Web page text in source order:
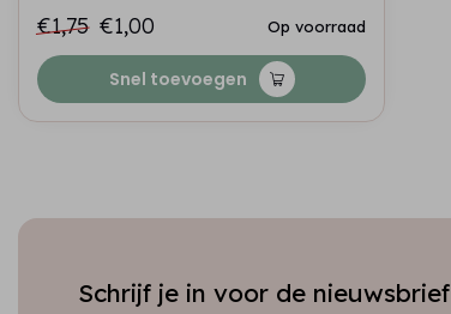
€1,75 €1,00 Op voorraad
Snel toevoegen
Schrijf je in voor de nieuwsbrief